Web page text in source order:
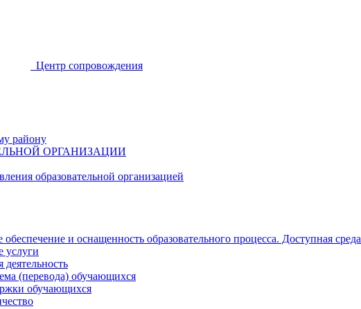
Центр сопровождения
району
ОРГАНИЗАЦИИ
образовательной организацией
и оснащенность образовательного процесса. Доступная среда
услуги
(перевода) обучающихся
обучающихся